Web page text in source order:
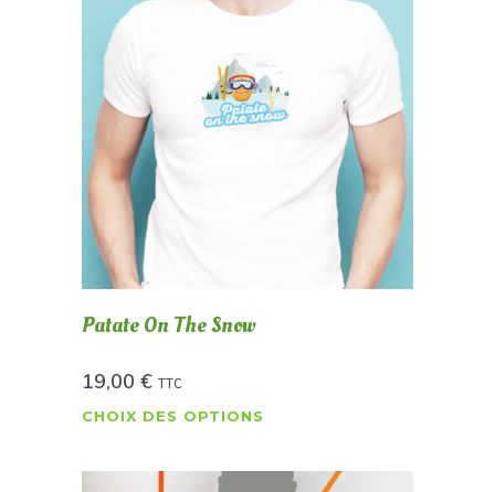
Patate On The Snow
19,00 € TTC
CHOIX DES OPTIONS